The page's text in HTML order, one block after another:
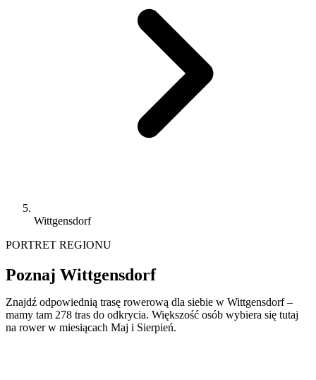
Wittgensdorf
PORTRET REGIONU
Poznaj Wittgensdorf
Znajdź odpowiednią trasę rowerową dla siebie w Wittgensdorf –
mamy tam 278 tras do odkrycia. Większość osób wybiera się tutaj
na rower w miesiącach Maj i Sierpień.